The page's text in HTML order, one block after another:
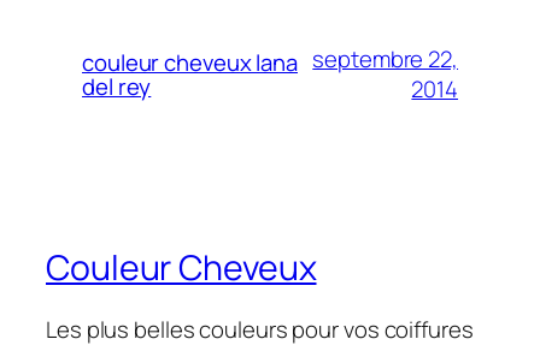
couleur cheveux lana
del rey
septembre 22,
2014
Couleur Cheveux
Les plus belles couleurs pour vos coiffures